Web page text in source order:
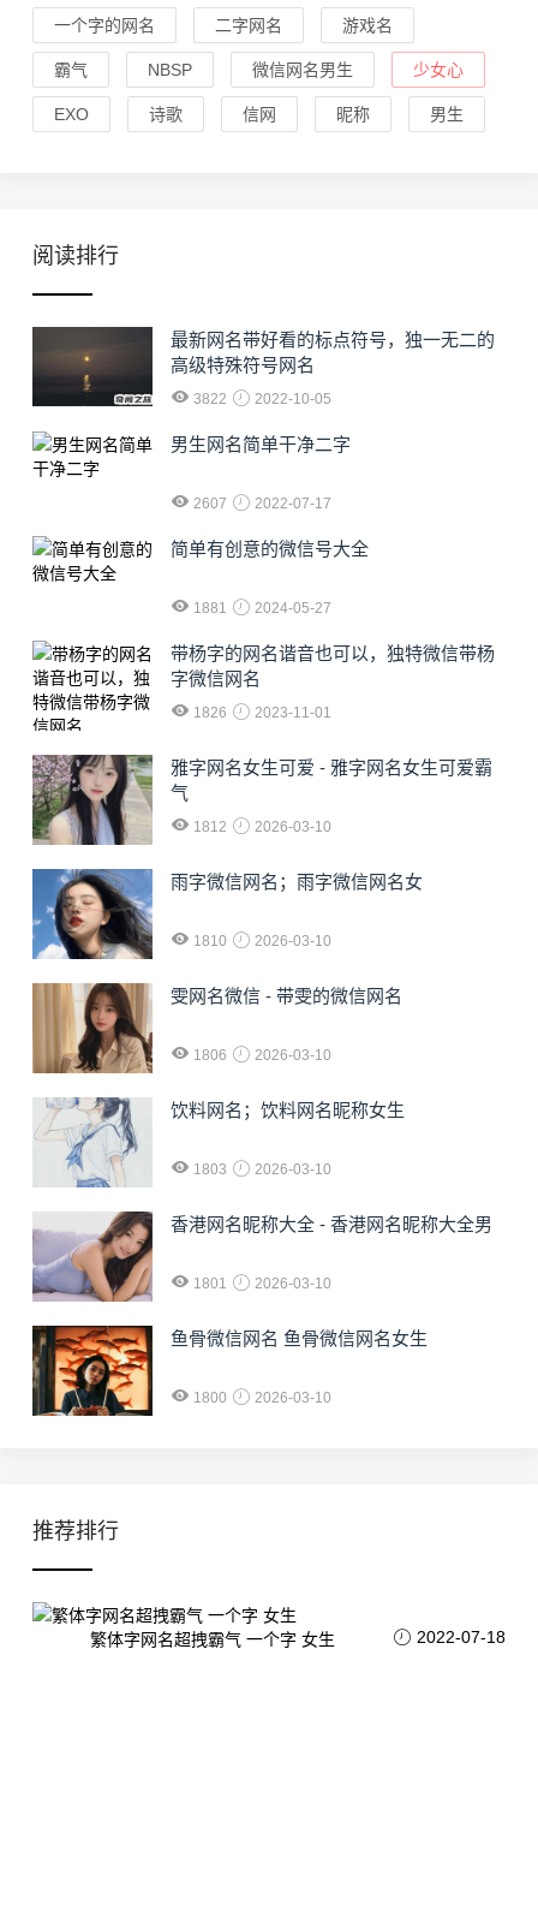
一个字的网名 二字网名 游戏名
霸气 NBSP 微信网名男生 少女心
EXO 诗歌 信网 昵称 男生
阅读排行
最新网名带好看的标点符号，独一无二的
高级特殊符号网名
3822 2022-10-05
男生网名简单干净二字
2607 2022-07-17
简单有创意的微信号大全
1881 2024-05-27
​带杨字的网名谐音也可以，独特微信带杨
字微信网名
1826 2023-11-01
雅字网名女生可爱 - 雅字网名女生可爱霸
气
1812 2026-03-10
雨字微信网名；雨字微信网名女
1810 2026-03-10
雯网名微信 - 带雯的微信网名
1806 2026-03-10
饮料网名；饮料网名昵称女生
1803 2026-03-10
香港网名昵称大全 - 香港网名昵称大全男
1801 2026-03-10
鱼骨微信网名 鱼骨微信网名女生
1800 2026-03-10
推荐排行
繁体字网名超拽霸气 一个字 女生 2022-07-18